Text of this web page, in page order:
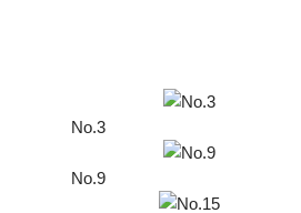
No.3
No.9